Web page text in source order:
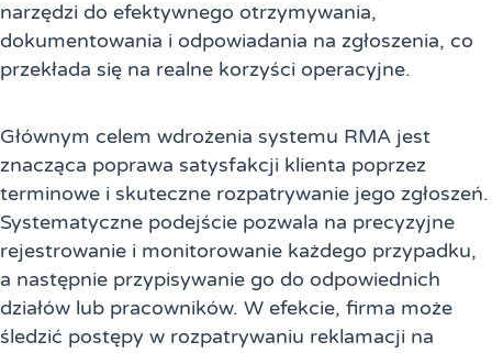
narzędzi do efektywnego otrzymywania,
dokumentowania i odpowiadania na zgłoszenia, co
przekłada się na realne korzyści operacyjne.
Głównym celem wdrożenia systemu RMA jest
znacząca poprawa satysfakcji klienta poprzez
terminowe i skuteczne rozpatrywanie jego zgłoszeń.
Systematyczne podejście pozwala na precyzyjne
rejestrowanie i monitorowanie każdego przypadku,
a następnie przypisywanie go do odpowiednich
działów lub pracowników. W efekcie, firma może
śledzić postępy w rozpatrywaniu reklamacji na